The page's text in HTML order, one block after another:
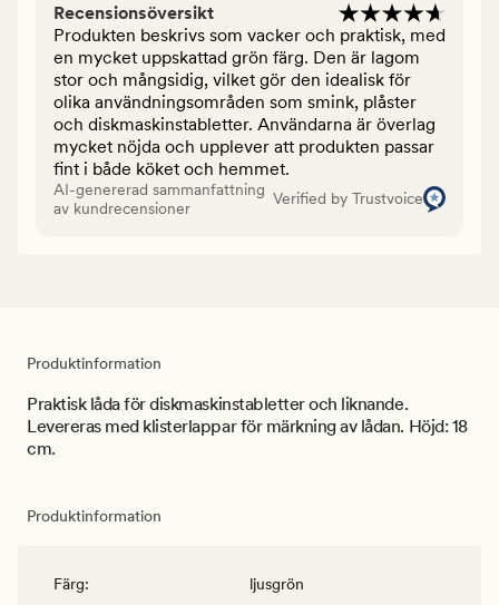
Recensionsöversikt
Produkten beskrivs som vacker och praktisk, med
en mycket uppskattad grön färg. Den är lagom
stor och mångsidig, vilket gör den idealisk för
olika användningsområden som smink, plåster
och diskmaskinstabletter. Användarna är överlag
mycket nöjda och upplever att produkten passar
fint i både köket och hemmet.
AI-genererad sammanfattning
av kundrecensioner
Verified by Trustvoice
Produktinformation
Praktisk låda för diskmaskinstabletter och liknande.
Levereras med klisterlappar för märkning av lådan. Höjd: 18
cm.
Produktinformation
Färg: ljusgrön